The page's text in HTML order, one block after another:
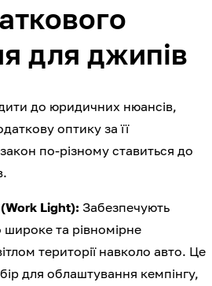
для джипів
до юридичних нюансів,
оптику за її
по-різному ставиться до
(Work Light): Забезпечують
та рівномірне
території навколо авто. Це
для облаштування кемпінгу,